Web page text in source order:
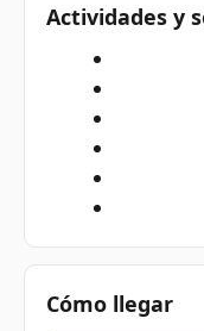
Actividades y
Cómo llegar